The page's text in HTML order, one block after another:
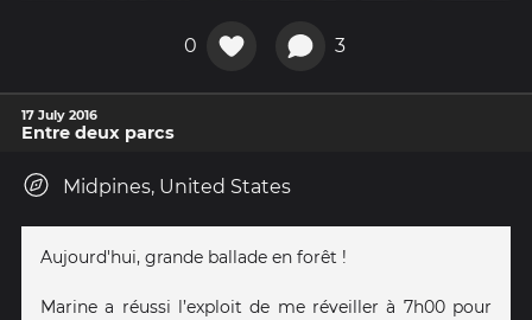
0 3
17 July 2016
Entre deux parcs
Midpines, United States
Aujourd'hui, grande ballade en forêt !
Marine a réussi l’exploit de me réveiller à 7h00 pour